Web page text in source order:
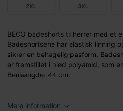
2XL 3XL
BECO badeshorts til herrer med et
Badeshortsene har elastisk linning
sikrer en behagelig pasform.
er fremstillet i blød polyamid, som
Benlængde: 44 cm.
Mere information